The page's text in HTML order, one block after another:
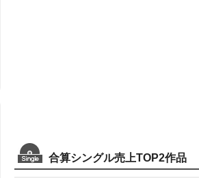
合算シングル売上TOP2作品